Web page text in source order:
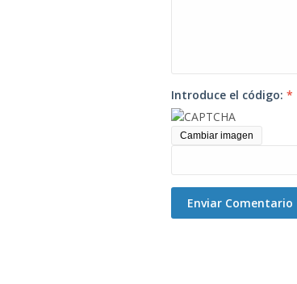
Introduce el código: *
Cambiar imagen
Enviar Comentario